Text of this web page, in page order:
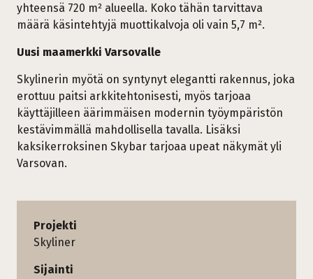
yhteensä 720 m² alueella. Koko tähän tarvittava
määrä käsintehtyjä muottikalvoja oli vain 5,7 m².
Uusi maamerkki Varsovalle
Skylinerin myötä on syntynyt elegantti rakennus, joka
erottuu paitsi arkkitehtonisesti, myös tarjoaa
käyttäjilleen äärimmäisen modernin työympäristön
kestävimmällä mahdollisella tavalla. Lisäksi
kaksikerroksinen Skybar tarjoaa upeat näkymät yli
Varsovan.
Projekti
Skyliner
Sijainti